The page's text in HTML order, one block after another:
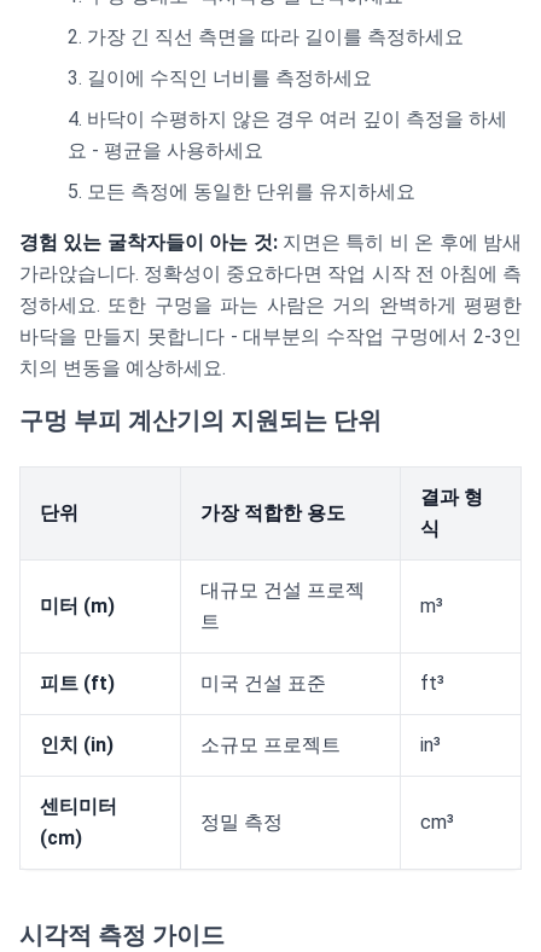
가장 긴 직선 측면을 따라 길이를 측정하세요
길이에 수직인 너비를 측정하세요
바닥이 수평하지 않은 경우 여러 깊이 측정을 하세
요 - 평균을 사용하세요
모든 측정에 동일한 단위를 유지하세요
경험 있는 굴착자들이 아는 것:지면은 특히 비 온 후에 밤새
가라앉습니다. 정확성이 중요하다면 작업 시작 전 아침에 측
정하세요. 또한 구멍을 파는 사람은 거의 완벽하게 평평한
바닥을 만들지 못합니다 - 대부분의 수작업 구멍에서 2-3인
치의 변동을 예상하세요.
구멍 부피 계산기의 지원되는 단위
단위 가장 적합한 용도
결과 형
식
미터 (m)
대규모 건설 프로젝
트
m³
피트 (ft) 미국 건설 표준 ft³
인치 (in) 소규모 프로젝트 in³
센티미터
(cm)
정밀 측정 cm³
시각적 측정 가이드